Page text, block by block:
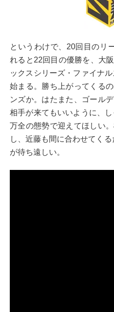
というわけで、20回目のリ
れると22回目の優勝を、大
ックスシリーズ・ファイナ
始まる。勝ち上がってくる
ンズか。はたまた、ゴール
相手が来てもいいように、
万全の態勢で迎えてほしい
し、近藤も間に合わせてく
が待ち遠しい。